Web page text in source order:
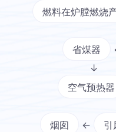
燃料在炉膛燃烧
省煤器
↓
空气预热器
烟囱
← 引